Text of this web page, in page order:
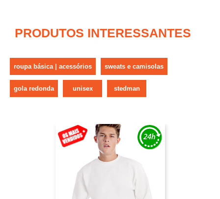
PRODUTOS INTERESSANTES
roupa básica | acessórios sweats e camisolas
gola redonda unisex stedman